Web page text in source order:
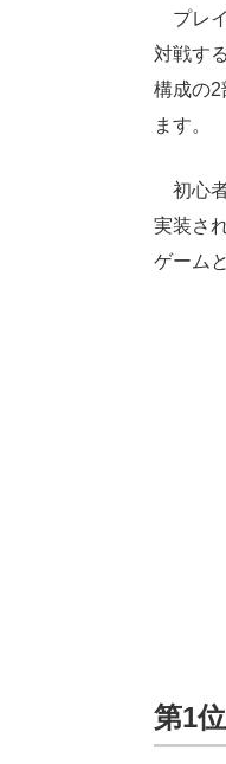
プレイ
対戦す
構成の2
ます。
初心者
実装さ
ゲーム
第1